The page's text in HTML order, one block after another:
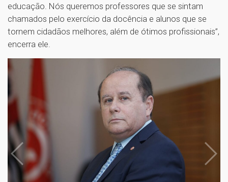
educação. Nós queremos professores que se sintam
chamados pelo exercício da docência e alunos que se
tornem cidadãos melhores, além de ótimos profissionais”,
encerra ele.